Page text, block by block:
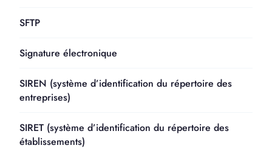
SFTP
Signature électronique
SIREN (système d’identification du répertoire des
entreprises)
SIRET (système d’identification du répertoire des
établissements)